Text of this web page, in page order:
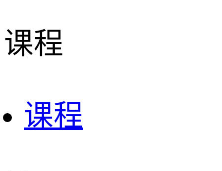
课程
课程